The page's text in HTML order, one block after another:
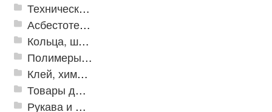
Техническая резина
Асбестотехнические и теплоизоляционные материалы
Кольца, шайбы, манжеты
Полимеры и пластики
Клей, химия, сопутствующие товары
Товары для дома
Рукава и шланги промышленные